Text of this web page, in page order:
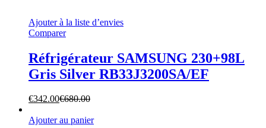
Ajouter à la liste d’envies
Comparer
Réfrigérateur SAMSUNG 230+98L
Gris Silver RB33J3200SA/EF
€342.00€680.00
Ajouter au panier